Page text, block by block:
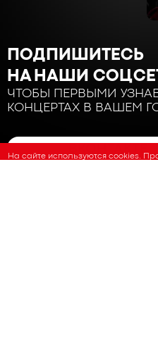
ПОДПИШИТЕСЬ
НА НАШИ
ЧТОБЫ ПЕРВЫМИ
КОНЦЕРТАХ В ВАШЕМ
На сайте используются cookies.